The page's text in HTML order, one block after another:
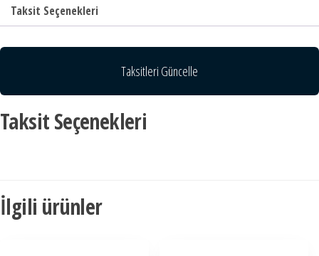
Taksit Seçenekleri
Taksitleri Güncelle
Taksit Seçenekleri
İlgili ürünler